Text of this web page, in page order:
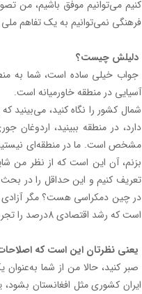
فرهنگی نمی‌توانیم به یک تفاهم
دلیلش چیست؟
جواب خیلی ساده است، شما به
آسیایی در منطقه خاورمیانه است.
شمال کشور را نگاه کنید، می‌بینید
دارد، در منطقه ‌ببینید،
مشخص است. ما در منطقه‌ای نیستیم
بزنم، آن این است که از نظر من
تعریف کنیم و این حداقل را در بحث
است که رشد اقتصادی 8درصد را تجربه می‌کند.
یعنی نظرتان این است که اصلاحات بعد از 24سال فرازونشیب بر سر شعارهای سیاسی به نقطه
صبر کنید، حالا من از شما
ایران کشوری مثل افغانستان